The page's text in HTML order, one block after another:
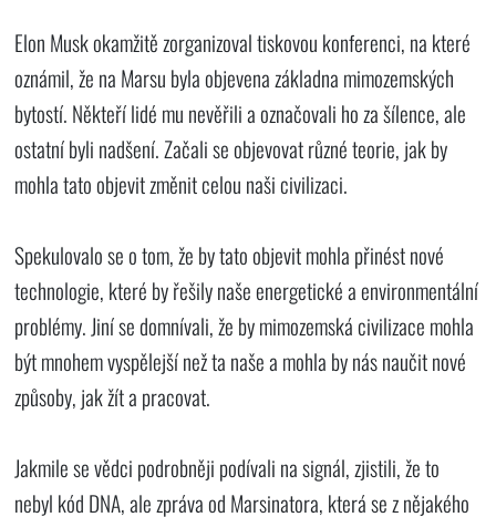
Elon Musk okamžitě zorganizoval tiskovou konferenci, na které
oznámil, že na Marsu byla objevena základna mimozemských
bytostí. Někteří lidé mu nevěřili a označovali ho za šílence, ale
ostatní byli nadšení. Začali se objevovat různé teorie, jak by
mohla tato objevit změnit celou naši civilizaci.
Spekulovalo se o tom, že by tato objevit mohla přinést nové
technologie, které by řešily naše energetické a environmentální
problémy. Jiní se domnívali, že by mimozemská civilizace mohla
být mnohem vyspělejší než ta naše a mohla by nás naučit nové
způsoby, jak žít a pracovat.
Jakmile se vědci podrobněji podívali na signál, zjistili, že to
nebyl kód DNA, ale zpráva od Marsinatora, která se z nějakého